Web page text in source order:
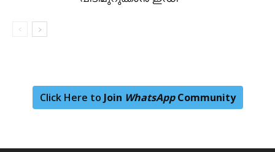
Click Here to Join WhatsAppCommunity